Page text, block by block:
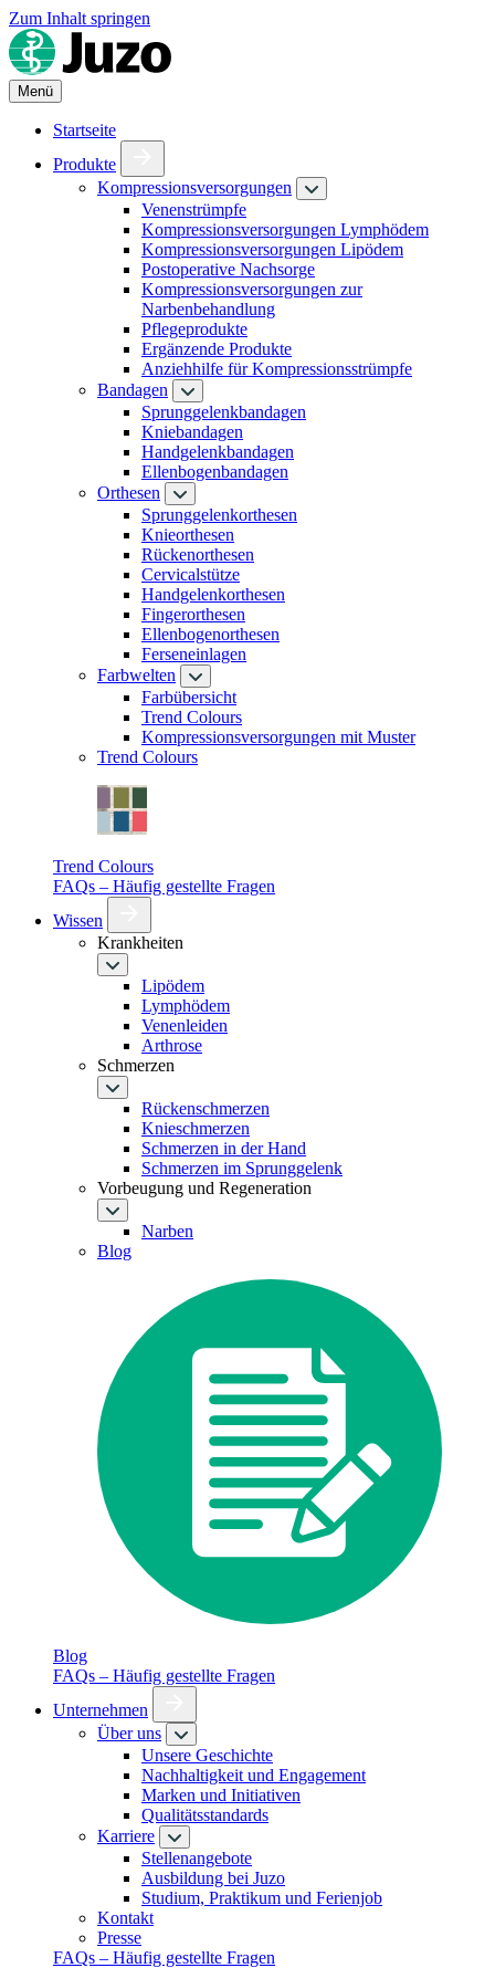
Zum Inhalt springen
Menü
Startseite
Produkte
Kompressionsversorgungen
Venenstrümpfe
Kompressionsversorgungen Lymphödem
Kompressionsversorgungen Lipödem
Postoperative Nachsorge
Kompressionsversorgungen zur
Narbenbehandlung
Pflegeprodukte
Ergänzende Produkte
Anziehhilfe für Kompressionsstrümpfe
Bandagen
Sprunggelenkbandagen
Kniebandagen
Handgelenkbandagen
Ellenbogenbandagen
Orthesen
Sprunggelenkorthesen
Knieorthesen
Rückenorthesen
Cervicalstütze
Handgelenkorthesen
Fingerorthesen
Ellenbogenorthesen
Ferseneinlagen
Farbwelten
Farbübersicht
Trend Colours
Kompressionsversorgungen mit Muster
Trend Colours
Trend Colours
FAQs – Häufig gestellte Fragen
Wissen
Krankheiten
Lipödem
Lymphödem
Venenleiden
Arthrose
Schmerzen
Rückenschmerzen
Knieschmerzen
Schmerzen in der Hand
Schmerzen im Sprunggelenk
Vorbeugung und Regeneration
Narben
Blog
Blog
FAQs – Häufig gestellte Fragen
Unternehmen
Über uns
Unsere Geschichte
Nachhaltigkeit und Engagement
Marken und Initiativen
Qualitätsstandards
Karriere
Stellenangebote
Ausbildung bei Juzo
Studium, Praktikum und Ferienjob
Kontakt
Presse
FAQs – Häufig gestellte Fragen